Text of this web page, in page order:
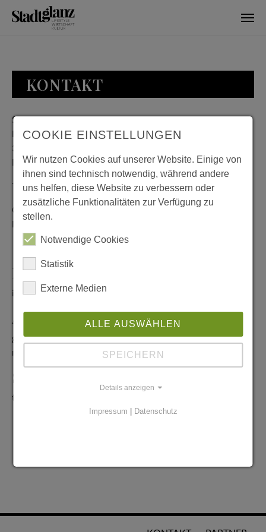
KONTAKT
Stadtglanz / mediaworld GmbH
Bankplatz 8
38100 Braunschweig
Deutschland
Telefon: 0531 482010-20
Geschäftszeiten: Montag bis Donnerstag 08:00 bis 18:00;
Freitag 08:00 bis 15:00
Redaktionelle Anfragen
info@stadtglanz.de
Anzeigen-Service
graen@mediaworldgmbh.deoder
meyer@mediaworldgmbh.de
tipps@stadtglanz.de
COOKIE EINSTELLUNGEN
Wir nutzen Cookies auf unserer Website. Einige von
ihnen sind technisch notwendig, während andere
uns helfen, diese Website zu verbessern oder
zusätzliche Funktionalitäten zur Verfügung zu
stellen.
Notwendige Cookies
Statistik
Externe Medien
ALLE AUSWÄHLEN
SPEICHERN
Details anzeigen
Impressum | Datenschutz